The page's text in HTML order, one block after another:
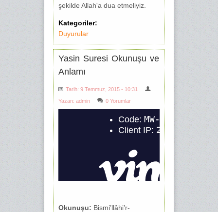
şekilde Allah'a dua etmeliyiz.
Kategoriler:
Duyurular
Yasin Suresi Okunuşu ve
Anlamı
Tarih: 9 Temmuz, 2015 - 10:31
Yazan: admin 0 Yorumlar
Okunuşu: Bismi’llâhi’r-